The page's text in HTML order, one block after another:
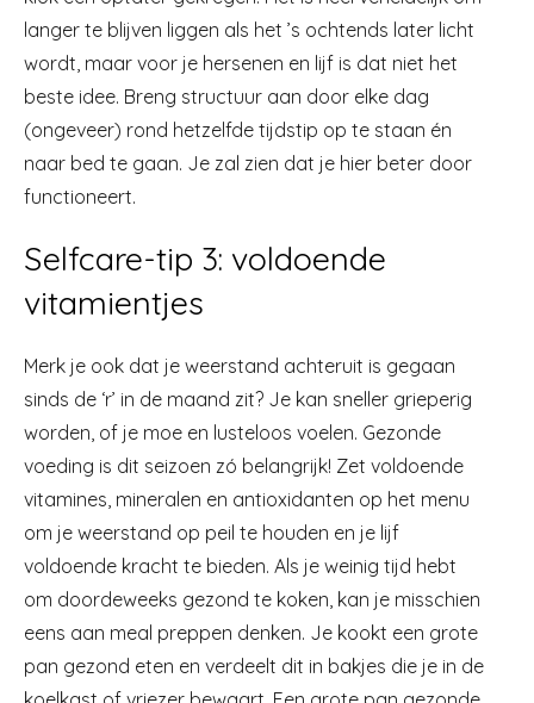
langer te blijven liggen als het ’s ochtends later licht
wordt, maar voor je hersenen en lijf is dat niet het
beste idee. Breng structuur aan door elke dag
(ongeveer) rond hetzelfde tijdstip op te staan én
naar bed te gaan. Je zal zien dat je hier beter door
functioneert.
Selfcare-tip 3: voldoende
vitamientjes
Merk je ook dat je weerstand achteruit is gegaan
sinds de ‘r’ in de maand zit? Je kan sneller grieperig
worden, of je moe en lusteloos voelen. Gezonde
voeding is dit seizoen zó belangrijk! Zet voldoende
vitamines, mineralen en antioxidanten op het menu
om je weerstand op peil te houden en je lijf
voldoende kracht te bieden. Als je weinig tijd hebt
om doordeweeks gezond te koken, kan je misschien
eens aan meal preppen denken. Je kookt een grote
pan gezond eten en verdeelt dit in bakjes die je in de